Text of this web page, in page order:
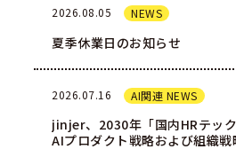
2026.08.05 NEWS
夏季休業日のお知らせ
2026.07.16 AI関連 NEWS
jinjer、2030年「国内HRテッ
AIプロダクト戦略および組織戦